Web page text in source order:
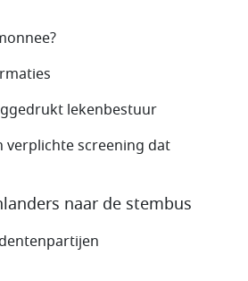
lekenbestuur
verplichte screening dat
naar de stembus